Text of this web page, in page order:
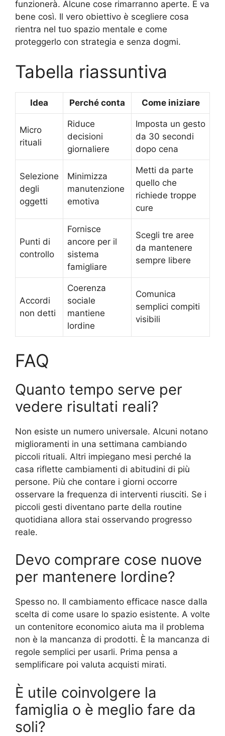
funzionerà. Alcune cose rimarranno aperte. E va
bene così. Il vero obiettivo è scegliere cosa
rientra nel tuo spazio mentale e come
proteggerlo con strategia e senza dogmi.
Tabella riassuntiva
Idea Perché conta Come iniziare
Micro
rituali
Riduce
decisioni
giornaliere
Imposta un gesto
da 30 secondi
dopo cena
Selezione
degli
oggetti
Minimizza
manutenzione
emotiva
Metti da parte
quello che
richiede troppe
cure
Punti di
controllo
Fornisce
ancore per il
sistema
famigliare
Scegli tre aree
da mantenere
sempre libere
Accordi
non detti
Coerenza
sociale
mantiene
lordine
Comunica
semplici compiti
visibili
FAQ
Quanto tempo serve per
vedere risultati reali?
Non esiste un numero universale. Alcuni notano
miglioramenti in una settimana cambiando
piccoli rituali. Altri impiegano mesi perché la
casa riflette cambiamenti di abitudini di più
persone. Più che contare i giorni occorre
osservare la frequenza di interventi riusciti. Se i
piccoli gesti diventano parte della routine
quotidiana allora stai osservando progresso
reale.
Devo comprare cose nuove
per mantenere lordine?
Spesso no. Il cambiamento efficace nasce dalla
scelta di come usare lo spazio esistente. A volte
un contenitore economico aiuta ma il problema
non è la mancanza di prodotti. È la mancanza di
regole semplici per usarli. Prima pensa a
semplificare poi valuta acquisti mirati.
È utile coinvolgere la
famiglia o è meglio fare da
soli?